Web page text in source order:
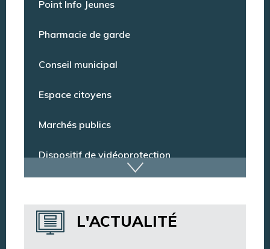
Dispositif de vidéoprotection
Annuaire des services
Annuaire des associations
L'ACTUALITÉ